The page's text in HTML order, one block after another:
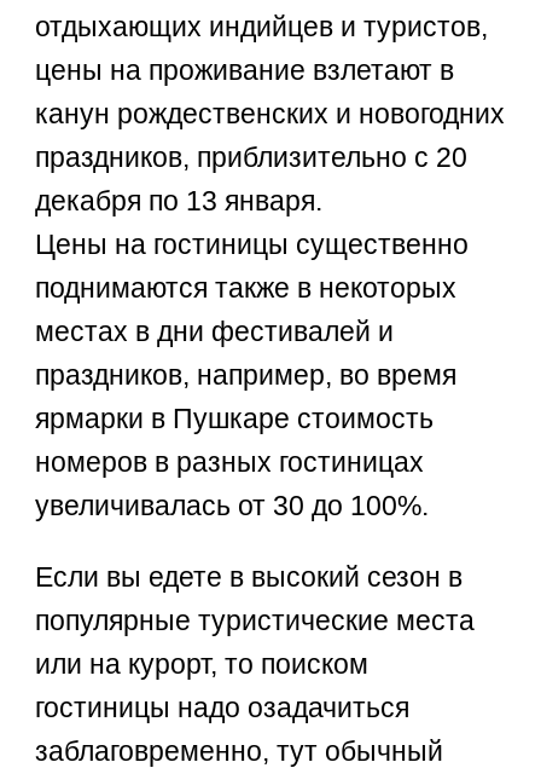
отдыхающих индийцев и туристов,
цены на проживание взлетают в
канун рождественских и новогодних
праздников, приблизительно с 20
декабря по 13 января.
Цены на гостиницы существенно
поднимаются также в некоторых
местах в дни фестивалей и
праздников, например, во время
ярмарки в Пушкаре стоимость
номеров в разных гостиницах
увеличивалась от 30 до 100%.
Если вы едете в высокий сезон в
популярные туристические места
или на курорт, то поиском
гостиницы надо озадачиться
заблаговременно, тут обычный